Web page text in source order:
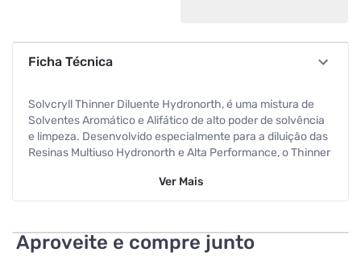
Ficha Técnica
Solvcryll Thinner Diluente Hydronorth, é uma mistura de
Solventes Aromático e Alifático de alto poder de solvência
e limpeza. Desenvolvido especialmente para a diluição das
Resinas Multiuso Hydronorth e Alta Performance, o Thinner
das Resinas, bolhas e craqueamento, além de melhorar a
enceradas ou diretamente sobre outras pinturas. Indicação
de Aplicação: É indicado para diluição das Resinas: Multiuso
Ver Mais
Aproveite e compre junto